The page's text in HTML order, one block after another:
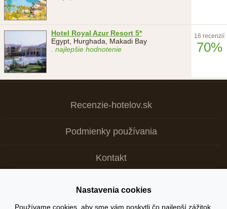
Hotel Royal Azur Resort 5*
Egypt, Hurghada, Makadi Bay
. najlepšie hodnotenie
16 recenzií
70%
Recenzie-hotelov.sk
Podmienky používania
Kontakt
Copyright © 2026
Nastavenia cookies
Používame cookies, aby sme vám poskytli čo najlepší zážitok.